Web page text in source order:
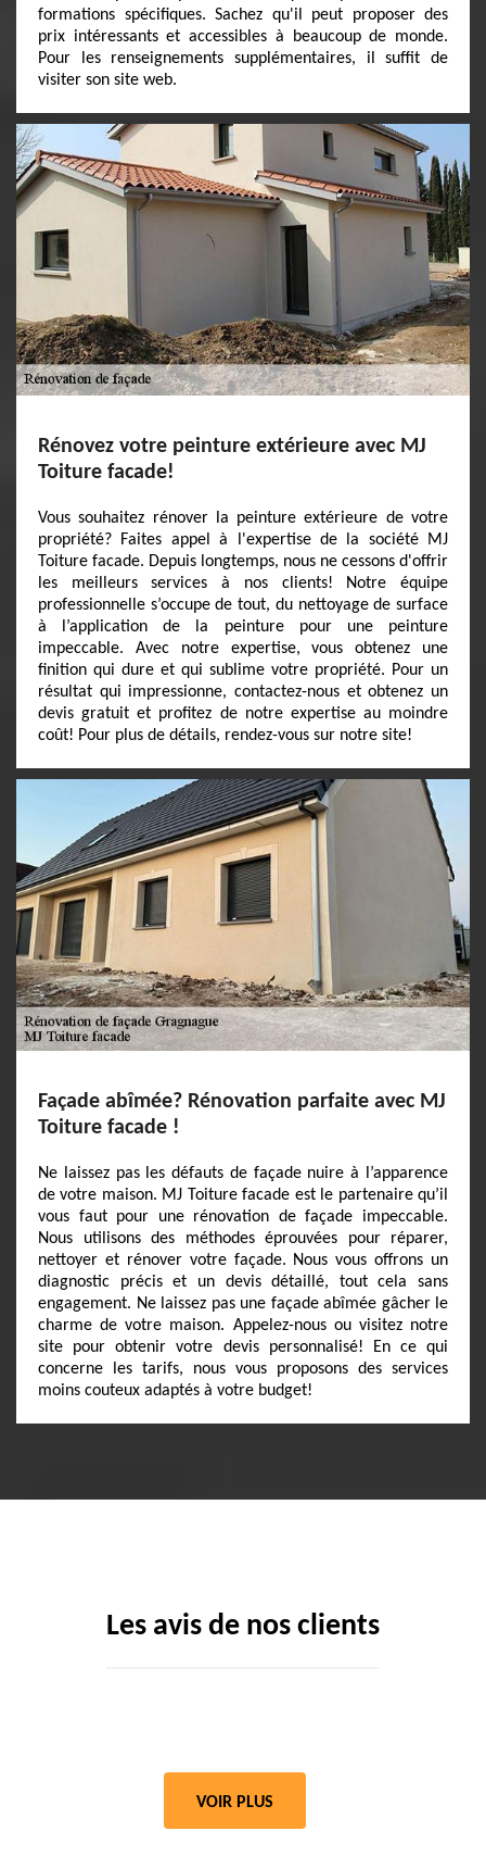
formations spécifiques. Sachez qu'il peut proposer des
prix intéressants et accessibles à beaucoup de monde.
Pour les renseignements supplémentaires, il suffit de
visiter son site web.
Rénovez votre peinture extérieure avec MJ
Toiture facade!
Vous souhaitez rénover la peinture extérieure de votre
propriété? Faites appel à l'expertise de la société MJ
Toiture facade. Depuis longtemps, nous ne cessons d'offrir
les meilleurs services à nos clients! Notre équipe
professionnelle s’occupe de tout, du nettoyage de surface
à l’application de la peinture pour une peinture
impeccable. Avec notre expertise, vous obtenez une
finition qui dure et qui sublime votre propriété. Pour un
résultat qui impressionne, contactez-nous et obtenez un
devis gratuit et profitez de notre expertise au moindre
coût! Pour plus de détails, rendez-vous sur notre site!
Façade abîmée? Rénovation parfaite avec MJ
Toiture facade !
Ne laissez pas les défauts de façade nuire à l’apparence
de votre maison. MJ Toiture facade est le partenaire qu’il
vous faut pour une rénovation de façade impeccable.
Nous utilisons des méthodes éprouvées pour réparer,
nettoyer et rénover votre façade. Nous vous offrons un
diagnostic précis et un devis détaillé, tout cela sans
engagement. Ne laissez pas une façade abîmée gâcher le
charme de votre maison. Appelez-nous ou visitez notre
site pour obtenir votre devis personnalisé! En ce qui
concerne les tarifs, nous vous proposons des services
moins couteux adaptés à votre budget!
Les avis de nos clients
VOIR PLUS